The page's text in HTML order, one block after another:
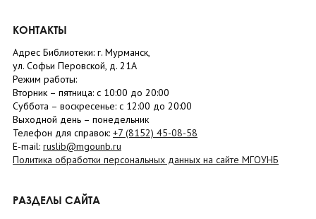
КОНТАКТЫ
Адрес Библиотеки: г. Мурманск,
ул. Софьи Перовской, д. 21А
Режим работы:
Вторник – пятница: с 10:00 до 20:00
Суббота – воскресенье: c 12:00 до 20:00
Выходной день – понедельник
Телефон для справок: +7 (8152) 45-08-58
E-mail: ruslib@mgounb.ru
Политика обработки персональных данных на сайте МГОУНБ
РАЗДЕЛЫ САЙТА